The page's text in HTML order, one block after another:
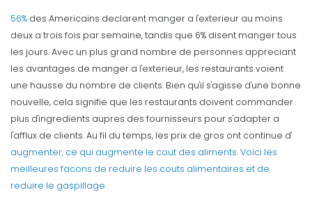
56% des Americains declarent manger a l'exterieur au moins
deux a trois fois par semaine, tandis que 6% disent manger tous
les jours. Avec un plus grand nombre de personnes appreciant
les avantages de manger a l'exterieur, les restaurants voient
une hausse du nombre de clients. Bien qu'il s'agisse d'une bonne
nouvelle, cela signifie que les restaurants doivent commander
plus d'ingredients aupres des fournisseurs pour s'adapter a
l'afflux de clients.Au fil du temps, les prix de gros ont continue d'
augmenter, ce qui augmente le cout des aliments. Voici les
meilleures facons de reduire les couts alimentaires et de
reduire le gaspillage.